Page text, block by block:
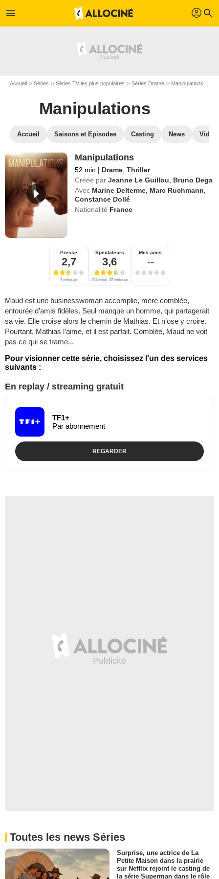
menu profil search
Accueil Séries Séries TV les plus populaires Séries Drame Manipulations
Manipulations
Accueil Saisons et Episodes Casting News
Manipulations
52 min | Drame ,Thriller
Créée par Jeanne Le Guillou
Bruno Dega
Avec Marine Delterme Marc Ruchmann
Constance Dollé
Nationalité France
Presse
2,7
7 critiques
Spectateurs
3,6
234 notes, 37 critiques
Mes amis
--
Maud est une businesswoman accomplie, mère comblée,
entourée d’amis fidèles. Seul manque un homme, qui partagerait
sa vie. Elle croise alors le chemin de Mathias. Et n’ose y croire.
Pourtant, Mathias l’aime, et il est parfait. Comblée, Maud ne voit
pas ce qui se trame...
Pour visionner cette série, choisissez l'un des services
suivants :
En replay / streaming gratuit
TF1+
Par abonnement
REGARDER
Toutes les news Séries
Surprise, une actrice de La
Petite Maison dans la prairie
sur Netflix rejoint le casting de
la série Superman dans le rôle